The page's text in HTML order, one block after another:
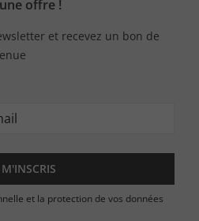
offre !
et recevez un bon de
M'INSCRIS
et la protection de vos données